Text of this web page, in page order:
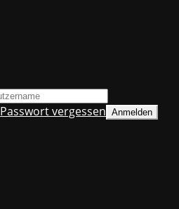
Passwort vergessen